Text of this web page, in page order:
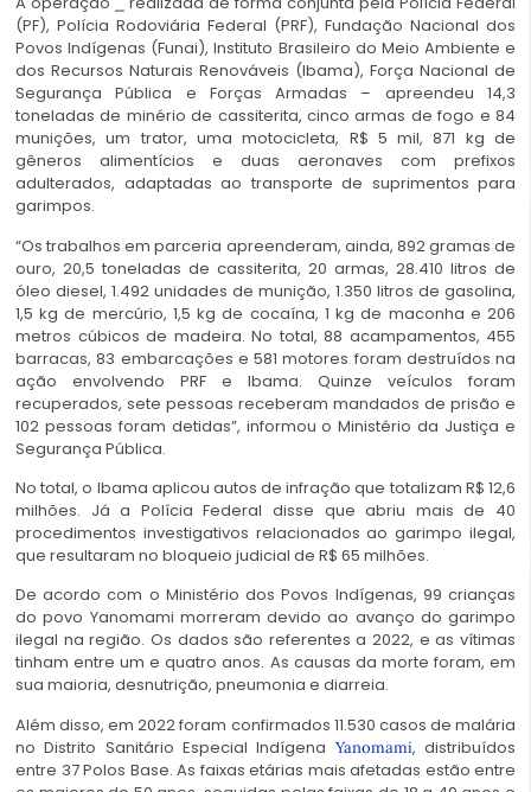
(PF), Polícia Rodoviária Federal (PRF), Fundação Nacional dos
Povos Indígenas (Funai), Instituto Brasileiro do Meio Ambiente e
dos Recursos Naturais Renováveis (Ibama), Força Nacional de
Segurança Pública e Forças Armadas – apreendeu 14,3
toneladas de minério de cassiterita, cinco armas de fogo e 84
munições, um trator, uma motocicleta, R$ 5 mil, 871 kg de
gêneros alimentícios e duas aeronaves com prefixos
adulterados, adaptadas ao transporte de suprimentos para
garimpos.
“Os trabalhos em parceria apreenderam, ainda, 892 gramas de
ouro, 20,5 toneladas de cassiterita, 20 armas, 28.410 litros de
óleo diesel, 1.492 unidades de munição, 1.350 litros de gasolina,
1,5 kg de mercúrio, 1,5 kg de cocaína, 1 kg de maconha e 206
metros cúbicos de madeira. No total, 88 acampamentos, 455
barracas, 83 embarcações e 581 motores foram destruídos na
ação envolvendo PRF e Ibama. Quinze veículos foram
recuperados, sete pessoas receberam mandados de prisão e
102 pessoas foram detidas”, informou o Ministério da Justiça e
Segurança Pública.
No total, o Ibama aplicou autos de infração que totalizam R$ 12,6
milhões. Já a Polícia Federal disse que abriu mais de 40
procedimentos investigativos relacionados ao garimpo ilegal,
que resultaram no bloqueio judicial de R$ 65 milhões.
De acordo com o Ministério dos Povos Indígenas, 99 crianças
do povo Yanomami morreram devido ao avanço do garimpo
ilegal na região. Os dados são referentes a 2022, e as vítimas
tinham entre um e quatro anos. As causas da morte foram, em
sua maioria, desnutrição, pneumonia e diarreia.
Além disso, em 2022 foram confirmados 11.530 casos de malária
no Distrito Sanitário Especial Indígena Yanomami, distribuídos
entre 37 Polos Base. As faixas etárias mais afetadas estão entre